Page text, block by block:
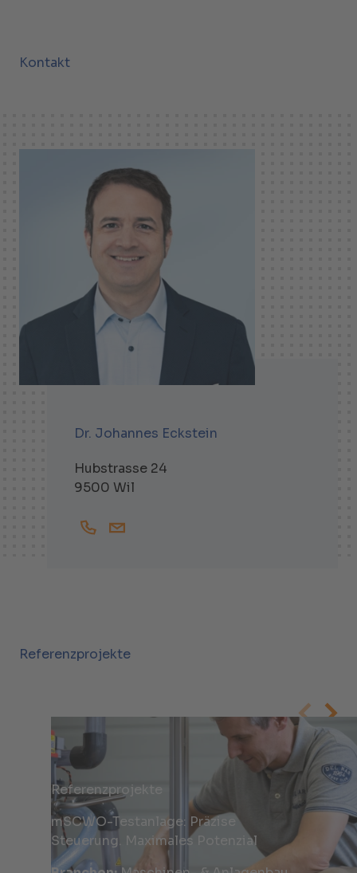
Kontakt
Dr. Johannes Eckstein
Hubstrasse 24
9500 Wil
+41719138257
Johannes.Eckstein@helbling.ch
Referenzprojekte
Referenzprojekte
mSCWO-Testanlage: Präzise
Steuerung. Maximales Potenzial